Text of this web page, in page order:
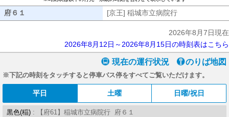
府６１ [京王] 稲城市立病院行
2026年8月7日現在
2026年8月12日～2026年8月15日の時刻表はこちら
現在の運行状況 のりば地図
※下記の時刻をタッチすると停車バス停をすべてご覧いただけます。
平日 土曜 日曜/祝日
黒色(稲) : 【府61】稲城市立病院行 府６１